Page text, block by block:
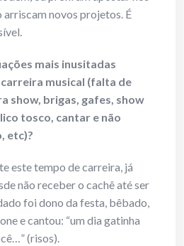
arriscam novos projetos. É
mais inusitadas
musical (falta de
show, brigas, gafes, show
tosco, cantar e não
etc)?
este tempo de carreira, já
não receber o cachê até ser
foi dono da festa, bêbado,
e cantou: “um dia gatinha
(risos).